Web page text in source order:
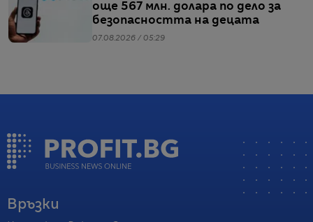
още 567 млн. долара по дело за
безопасността на децата
07.08.2026 / 05:29
Връзки